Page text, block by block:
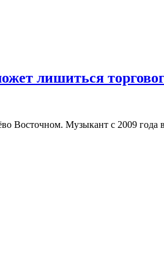
лишиться
Восточном. Музыкант с 2009 года